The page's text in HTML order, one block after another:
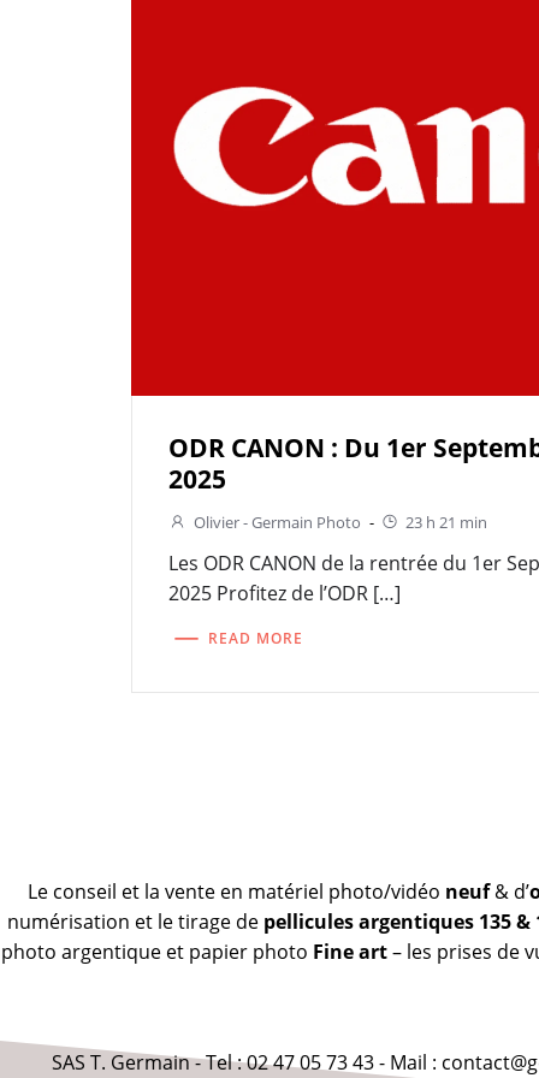
ODR CANON : Du 1er
2025
Olivier - Germain Photo - 23 h 21 min
Les ODR CANON de la rentrée du 1er
2025 Profitez de l’ODR […]
READ MORE
Le conseil et la vente en matériel photo/vidéo neuf& d’
numérisation et le tirage de pellicules argentiques 135 &
photo argentique et papier photo Fine art– les prises de
SAS T. Germain - Tel : 02 47 05 73 43 - Mail :